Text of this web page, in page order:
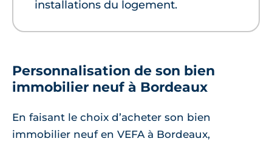
installations du logement.
Personnalisation de son bien
immobilier neuf à Bordeaux
En faisant le choix d’acheter son bien
immobilier neuf en VEFA à Bordeaux,